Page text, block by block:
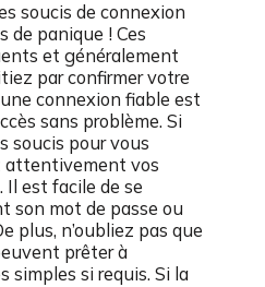
soucis de connexion
de panique ! Ces
et généralement
par confirmer votre
connexion fiable est
sans problème. Si
soucis pour vous
attentivement vos
Il est facile de se
son mot de passe ou
plus, n’oubliez pas que
prêter à
simples si requis. Si la